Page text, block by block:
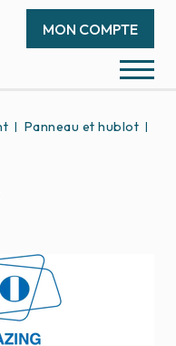
MON COMPTE
Panneau et hublot